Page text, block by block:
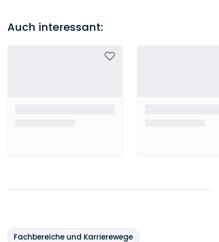
Auch interessant:
Fachbereiche und Karrierewege